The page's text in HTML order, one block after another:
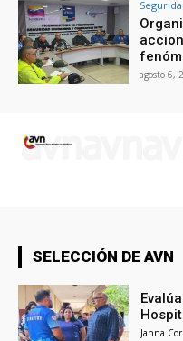
agosto 6,
SELECCIÓN DE AVN
Janna